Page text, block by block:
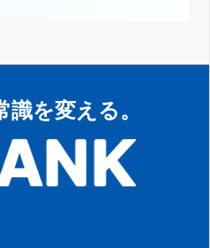
を変える。